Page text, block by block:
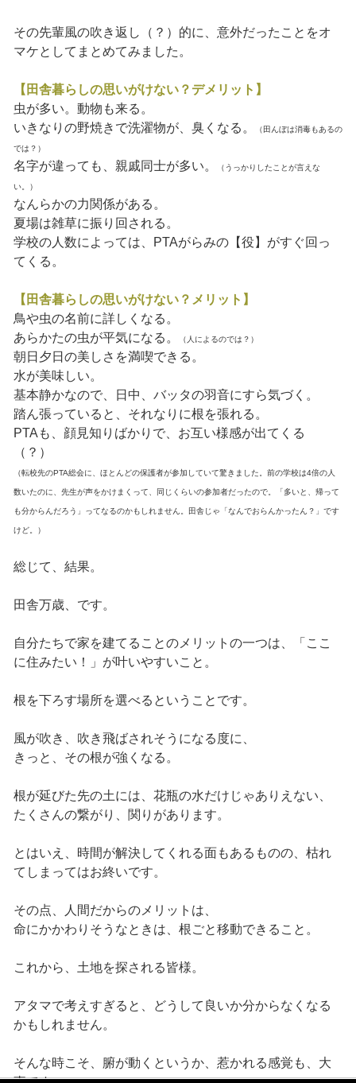
その先輩風の吹き返し（？）的に、意外だったことをオ
マケとしてまとめてみました。
【田舎暮らしの思いがけない？デメリット】
虫が多い。動物も来る。
いきなりの野焼きで洗濯物が、臭くなる。
（田んぼは消毒もあるの
では？）
名字が違っても、親戚同士が多い。 （うっかりしたことが言えな
い。）
なんらかの力関係がある。
夏場は雑草に振り回される。
学校の人数によっては、PTAがらみの【役】がすぐ回っ
てくる。
【田舎暮らしの思いがけない？メリット】
鳥や虫の名前に詳しくなる。
あらかたの虫が平気になる。
（人によるのでは？）
朝日夕日の美しさを満喫できる。
水が美味しい。
基本静かなので、日中、バッタの羽音にすら気づく。
踏ん張っていると、それなりに根を張れる。
PTAも、顔見知りばかりで、お互い様感が出てくる
（？）
（転校先のPTA総会に、ほとんどの保護者が参加していて驚きました。前の学校は4倍の人
数いたのに、先生が声をかけまくって、同じくらいの参加者だったので。「多いと、帰って
も分からんだろう」ってなるのかもしれません。田舎じゃ「なんでおらんかったん？」です
けど。）
総じて、結果。
田舎万歳、です。
自分たちで家を建てることのメリットの一つは、「ここ
に住みたい！」が叶いやすいこと。
根を下ろす場所を選べるということです。
風が吹き、吹き飛ばされそうになる度に、
きっと、その根が強くなる。
根が延びた先の土には、花瓶の水だけじゃありえない、
たくさんの繋がり、関りがあります。
とはいえ、時間が解決してくれる面もあるものの、枯れ
てしまってはお終いです。
その点、人間だからのメリットは、
命にかかわりそうなときは、根ごと移動できること。
これから、土地を探される皆様。
アタマで考えすぎると、どうして良いか分からなくなる
かもしれません。
そんな時こそ、腑が動くというか、惹かれる感覚も、大